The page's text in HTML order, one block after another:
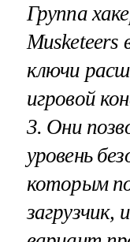
Группа
Musketeers
ключи
игровой
3. Они
уровень
которым
загрузчик,